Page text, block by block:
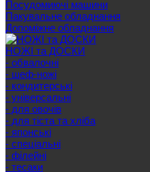
Посудомиючі машини
Пакувальне обладнання
Допоміжне обладнання
НОЖІ та ДОСКИ
- обвалочні
- шеф-ножі
- кондитерські
- універсальні
- для овочів
- для тіста та хліба
- японські
- спеціальні
- філейні
- тесаки